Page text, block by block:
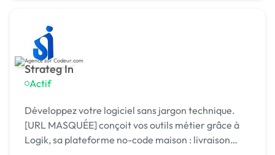
Strateg In
Actif
Développez votre logiciel sans jargon technique.
[URL MASQUÉE] conçoit vos outils métier grâce à
Logik, sa plateforme no-code maison : livraison